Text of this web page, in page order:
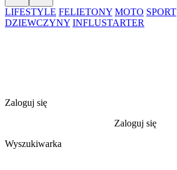
LIFESTYLE FELIETONY MOTO SPORT
DZIEWCZYNY INFLUSTARTER
Zaloguj się
Zaloguj się
Wyszukiwarka